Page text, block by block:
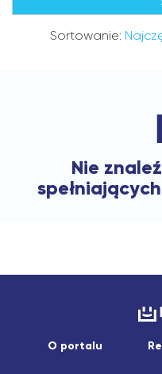
Sortowanie:
Nie
O portalu